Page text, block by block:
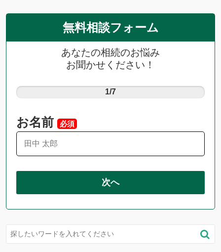
無料相談フォーム
あなたの相続のお悩み
お聞かせください！
1/7
お名前 必須
次へ